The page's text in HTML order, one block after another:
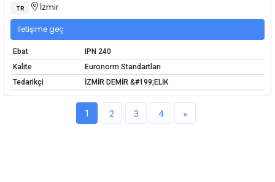
TR İzmir
İletişime geç
Ebat
IPN 240
Kalite
Euronorm Standartları
Tedarikçi
İZMİR DEMİR &#199;ELİK
1 2 3 4 »